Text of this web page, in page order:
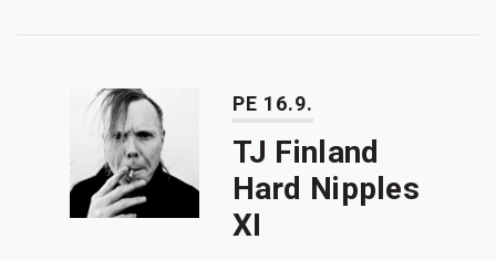
PE 16.9.
TJ Finland
Hard Nipples
XI